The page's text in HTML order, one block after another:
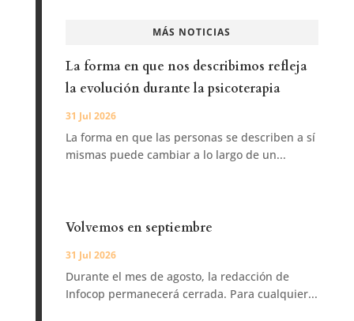
MÁS NOTICIAS
La forma en que nos describimos refleja
la evolución durante la psicoterapia
31 Jul 2026
La forma en que las personas se describen a sí
mismas puede cambiar a lo largo de un...
Volvemos en septiembre
31 Jul 2026
Durante el mes de agosto, la redacción de
Infocop permanecerá cerrada. Para cualquier...